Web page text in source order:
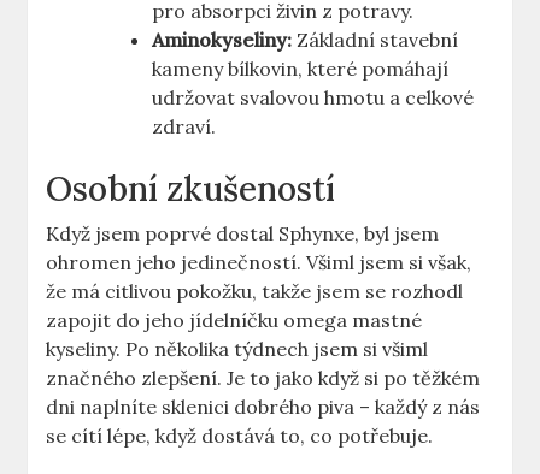
pro absorpci živin z potravy.
Aminokyseliny: Základní stavební
kameny bílkovin, které pomáhají
udržovat svalovou hmotu a celkové
zdraví.
Osobní zkušeností
Když jsem poprvé dostal Sphynxe, byl jsem
ohromen jeho jedinečností. Všiml jsem si však,
že má citlivou pokožku, takže jsem se rozhodl
zapojit do jeho jídelníčku omega mastné
kyseliny. Po několika týdnech jsem si všiml
značného zlepšení. Je to jako když si po těžkém
dni naplníte sklenici dobrého piva – každý z nás
se cítí lépe, když dostává to, co potřebuje.